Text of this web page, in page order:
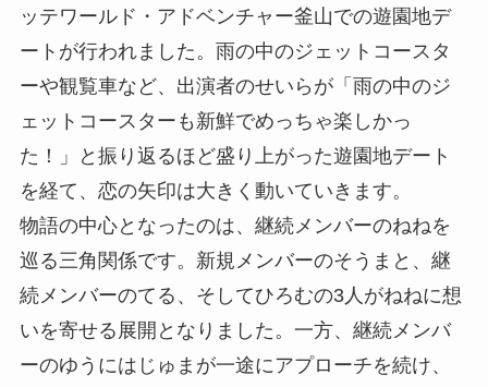
ッテワールド・アドベンチャー釜山での遊園地デ
ートが行われました。雨の中のジェットコースタ
ーや観覧車など、出演者のせいらが「雨の中のジ
ェットコースターも新鮮でめっちゃ楽しかっ
た！」と振り返るほど盛り上がった遊園地デート
を経て、恋の矢印は大きく動いていきます。
物語の中心となったのは、継続メンバーのねねを
巡る三角関係です。新規メンバーのそうまと、継
続メンバーのてる、そしてひろむの3人がねねに想
いを寄せる展開となりました。一方、継続メンバ
ーのゆうにはじゅまが一途にアプローチを続け、